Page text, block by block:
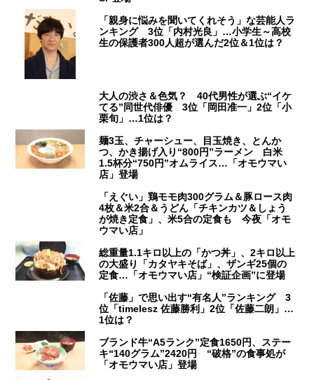
「親身に悩みを聞いてくれそう」な芸能人ラ
ンキング 3位「内村光良」…小学生～高校
生の保護者300人超が選んだ2位＆1位は？
大人の渋さ＆色気？ 40代男性が選ぶ“イケ
てる”同世代俳優 3位「岡田准一」2位「小
栗旬」…1位は？
麺3玉、チャーシュー、目玉焼き、とんか
つ、かき揚げ入り“800円”ラーメン 白米
1.5杯分“750円”オムライス…「オモウマい
店」登場
「えぐい」鶏モモ肉300グラム＆豚ロース肉
4枚＆米2合＆うどん「チキンカツ＆しょう
が焼き定食」、米5合の定食も 今夜「オモ
ウマい店」
総重量1.1キロ以上の「かつ丼」、2キロ以上
の大盛り「カタヤキそば」、ザンギ25個の
定食…「オモウマい店」“検証企画”に登場
「佐藤」で思い出す“有名人”ランキング 3
位「timelesz 佐藤勝利」2位「佐藤二朗」…
1位は？
ブランド牛“A5ランク”定食1650円、ステー
キ“140グラム”2420円 “破格”の食事処が
「オモウマい店」登場